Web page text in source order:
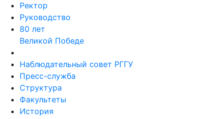
Руководство
80 лет
Великой Победе
Пресс-служба
Структура
Факультеты
История
Ассоциация выпускников